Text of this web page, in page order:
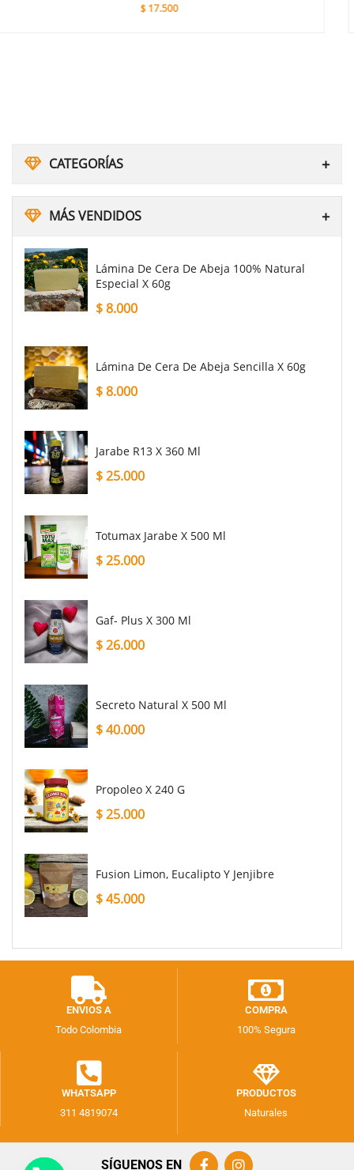
CATEGORÍAS
MÁS VENDIDOS
Lámina De Cera De Abeja 100% Natural
Especial X 60g
$8.000
Lámina De Cera De Abeja Sencilla X 60g
$8.000
Jarabe R13 X 360 Ml
$25.000
Totumax Jarabe X 500 Ml
$25.000
Gaf- Plus X 300 Ml
$26.000
Secreto Natural X 500 Ml
$40.000
Propoleo X 240 G
$25.000
Fusion Limon, Eucalipto Y Jenjibre
$45.000
ENVIOS A
Todo Colombia
COMPRA
100% Segura
WHATSAPP
311 4819074
PRODUCTOS
Naturales
SÍGUENOS EN